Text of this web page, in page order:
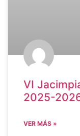
VI
2025-
VER MÁS »